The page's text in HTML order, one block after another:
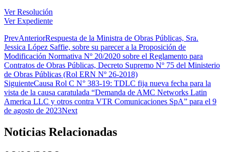
Ver Resolución
Ver Expediente
PrevAnteriorRespuesta de la Ministra de Obras Públicas, Sra.
Jessica López Saffie, sobre su parecer a la Proposición de
Modificación Normativa Nº 20/2020 sobre el Reglamento para
Contratos de Obras Públicas, Decreto Supremo Nº 75 del Ministerio
de Obras Públicas (Rol ERN Nº 26-2018)
SiguienteCausa Rol C N° 383-19: TDLC fija nueva fecha para la
vista de la causa caratulada “Demanda de AMC Networks Latin
America LLC y otros contra VTR Comunicaciones SpA” para el 9
de agosto de 2023Next
Noticias Relacionadas